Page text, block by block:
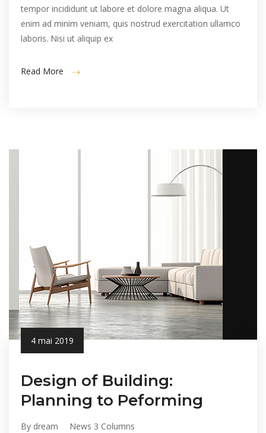
tempor incididunt ut labore et dolore magna aliqua. Ut
enim ad minim veniam, quis nostrud exercitation ullamco
laboris. Nisi ut aliquip ex
Read More
4 mai 2019
Design of Building:
Planning to Peforming
By dream News 3 Columns